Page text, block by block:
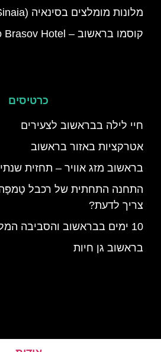
מלונות מומלצים בסינאיה (Sinaia) רומניה
קוסמו בראשוב – Qosmo Brasov Hotel
כרטיסים
חיי לילה בבראשוב לצעירים
אטרקציות באזור בראשוב
בראשוב מזג אוויר – תחזית
התחנה התחתית של רכבל
צריך לדעת?
10 ימים בבראשוב והסביבה המלצה למסלול טיול
בראשוב גן חיות